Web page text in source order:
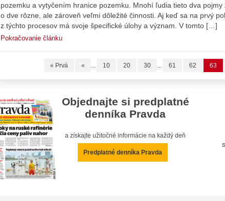
pozemku a vytyčením hranice pozemku. Mnohí ľudia tieto dva
o dve rôzne, ale zároveň veľmi dôležité činnosti. Aj keď sa na prvý
z týchto procesov má svoje špecifické úlohy a význam. V tomto […]
Pokračovanie článku
« Prvá « ... 10 20 30 ... 61 62 63
Objednajte si predplatné
denníka Pravda
a získajte užitočné informácie na každý deň
Predplatné denníka Pravda